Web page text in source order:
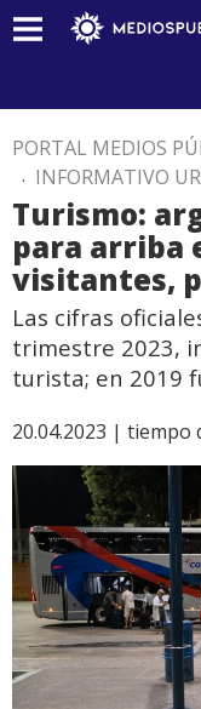
PORTAL MEDIOS
. INFORMATIVO
Turismo:
para arriba
visitantes,
Las cifras
trimestre 2023,
turista; en 2019
20.04.2023 | tiempo